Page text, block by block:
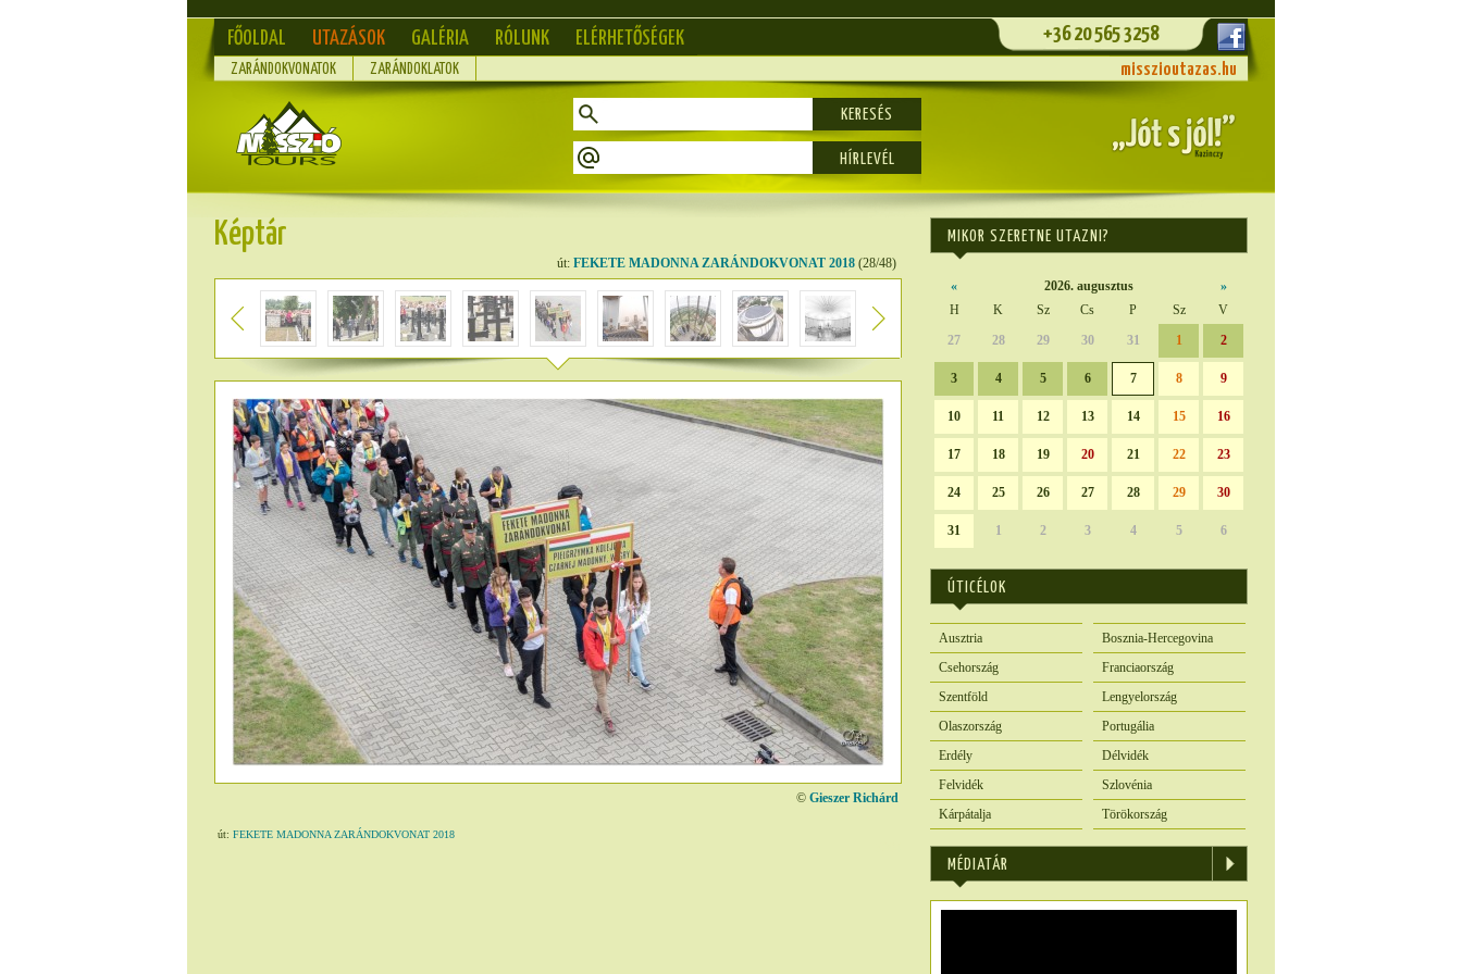
FŐOLDAL UTAZÁSOK GALÉRIA RÓLUNK ELÉRHETŐSÉGEK +36 20 565 3258
ZARÁNDOKVONATOK ZARÁNDOKLATOK misszioutazas.hu
KERESÉS
Képtár
út: FEKETE MADONNA ZARÁNDOKVONAT 2018 (28/48)
© Gieszer Richárd
út: FEKETE MADONNA ZARÁNDOKVONAT 2018
MIKOR SZERETNE UTAZNI?
« 2026. augusztus
»
H
K Sz Cs P Sz
V
27
28 29 30 31 1 2
3 4 5 6 7 8 9
10 11 12 13 14 15 16
17 18 19 20 21 22 23
24 25 26 27 28 29 30
31 1 2 3 4 5 6
ÚTICÉLOK
Ausztria
Bosznia-Hercegovina
Csehország
Franciaország
Szentföld
Lengyelország
Olaszország
Portugália
Erdély
Délvidék
Felvidék
Szlovénia
Kárpátalja
Törökország
MÉDIATÁR